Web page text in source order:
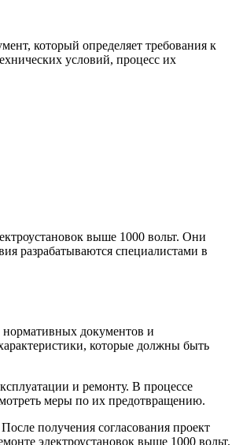
который определяет требования к
условий, процесс их
выше 1000 вольт. Они
разрабатываются специалистами в
нормативных документов и
которые должны быть
и ремонту. В процессе
меры по их предотвращению.
получения согласования проект
электроустановок выше 1000 вольт.